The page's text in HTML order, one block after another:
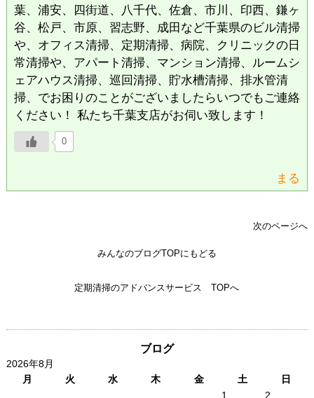
葉、浦安、四街道、八千代、佐倉、市川、印西、鎌ヶ
谷、松戸、市原、習志野、成田など千葉県のビル清掃
や、オフィス清掃、定期清掃、病院、クリニックの日
常清掃や、アパート清掃、マンション清掃、ルームシ
ェアハウス清掃、巡回清掃、貯水槽清掃、排水管清
掃、でお困りのことがございましたらいつでもご連絡
ください！ 私たち千葉支店がお伺い致します！
0
まる
次のページへ
みんなのブログTOPにもどる
定期清掃のアドバンスサービス TOPへ
ブログ
2026年8月
月
火 水 木 金 土
日
1
2